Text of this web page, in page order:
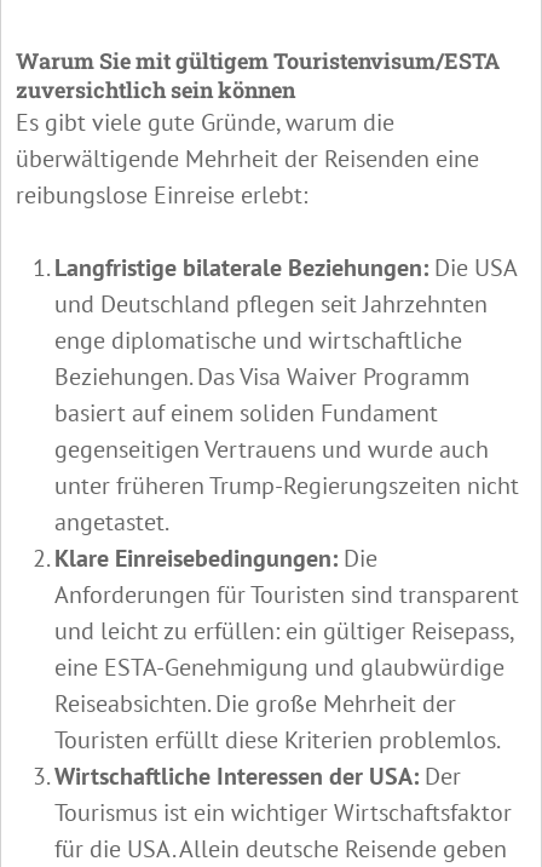
Warum Sie mit gültigem Touristenvisum/ESTA
zuversichtlich sein können
Es gibt viele gute Gründe, warum die
überwältigende Mehrheit der Reisenden eine
reibungslose Einreise erlebt:
Langfristige bilaterale Beziehungen: Die USA
und Deutschland pflegen seit Jahrzehnten
enge diplomatische und wirtschaftliche
Beziehungen. Das Visa Waiver Programm
basiert auf einem soliden Fundament
gegenseitigen Vertrauens und wurde auch
unter früheren Trump-Regierungszeiten nicht
angetastet.
Klare Einreisebedingungen: Die
Anforderungen für Touristen sind transparent
und leicht zu erfüllen: ein gültiger Reisepass,
eine ESTA-Genehmigung und glaubwürdige
Reiseabsichten. Die große Mehrheit der
Touristen erfüllt diese Kriterien problemlos.
Wirtschaftliche Interessen der USA: Der
Tourismus ist ein wichtiger Wirtschaftsfaktor
für die USA. Allein deutsche Reisende geben